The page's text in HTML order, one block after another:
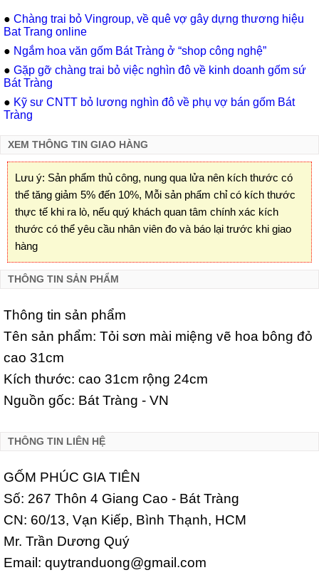
● Chàng trai bỏ Vingroup, về quê vợ gây dựng thương hiệu
Bat Trang online
● Ngắm hoa văn gốm Bát Tràng ở “shop công nghệ”
● Gặp gỡ chàng trai bỏ việc nghìn đô về kinh doanh gốm sứ
Bát Tràng
● Kỹ sư CNTT bỏ lương nghìn đô về phụ vợ bán gốm Bát
Tràng
XEM THÔNG TIN GIAO HÀNG
Lưu ý: Sản phẩm thủ công, nung qua lửa nên kích thước có
thể tăng giảm 5% đến 10%, Mỗi sản phẩm chỉ có kích thước
thực tế khi ra lò, nếu quý khách quan tâm chính xác kích
thước có thể yêu cầu nhân viên đo và báo lại trước khi giao
hàng
THÔNG TIN SẢN PHẨM
Thông tin sản phẩm
Tên sản phẩm: Tỏi sơn mài miệng vẽ hoa bông đỏ
cao 31cm
Kích thước: cao 31cm rộng 24cm
Nguồn gốc: Bát Tràng - VN
THÔNG TIN LIÊN HỆ
GỐM PHÚC GIA TIÊN
Số: 267 Thôn 4 Giang Cao - Bát Tràng
CN: 60/13, Vạn Kiếp, Bình Thạnh, HCM
Mr. Trần Dương Quý
Email: quytranduong@gmail.com